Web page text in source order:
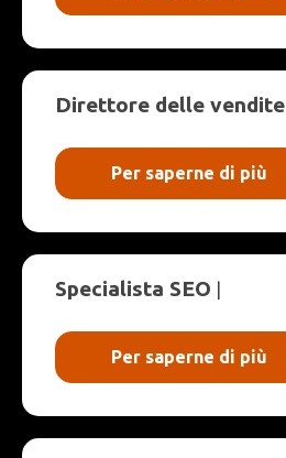
Direttore delle vendite
Per saperne di più
Specialista SEO
Per saperne di più